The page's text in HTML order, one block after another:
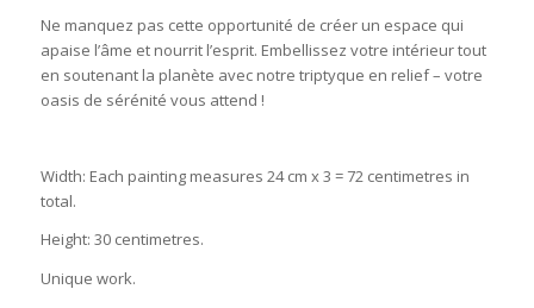
Ne manquez pas cette opportunité de créer un espace qui
apaise l’âme et nourrit l’esprit. Embellissez votre intérieur tout
en soutenant la planète avec notre triptyque en relief – votre
oasis de sérénité vous attend !
Width: Each painting measures 24 cm x 3 = 72 centimetres in
total.
Height: 30 centimetres.
Unique work.